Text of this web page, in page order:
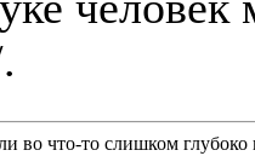
во что-то слишком